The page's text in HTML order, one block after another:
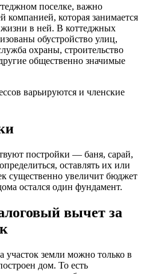
поселке, важно
компанией, которая занимается
в ней. В коттеджных
обустройство улиц,
охраны, строительство
общественно значимые
варьируются и членские
постройки — баня, сарай,
оставлять их или
существенно увеличит бюджет
остался один фундамент.
вычет за
участок земли можно только в
дом. То есть